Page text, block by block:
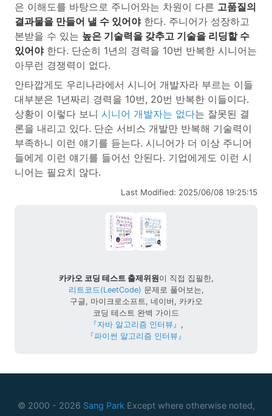
은 이해도를 바탕으로 주니어와는 차원이 다른 고품질의
결과물을 만들어 낼 수 있어야한다. 주니어가 성장하고
본받을 수 있는 높은 기술력을 갖추고 기술을 리딩할 수
있어야한다. 단순히 1년의 경력을 10번 반복한 시니어는
아무런 경쟁력이 없다.
안타깝게도 우리나라에서 시니어 개발자라 부르는 이들
대부분은 1년짜리 경력을 10번, 20번 반복한 이들이다.
상황이 이렇다 보니 시니어 개발자는 없다는 잘못된 결
론을 내리고 있다. 단순 서비스 개발만 반복해 기술력이
부족하니 이런 얘기를 듣는다. 시니어가 더 이상 주니어
들에게 이런 얘기를 들어선 안된다. 기업에게도 이런 시
니어는 필요치 않다.
Last Modified: 2025/06/08 19:25:15
카카오 코딩 테스트 출제위원이 직접 집필한,
리트코드(LeetCode) 문제로 풀어보는,
구글, 마이크로소프트, 네이버, 카카오
코딩 테스트 완벽 가이드
『자바 알고리즘 인터뷰』 ,
『파이썬 알고리즘 인터뷰』
© 2000 - 2026 Sang Park Except where otherwise noted,